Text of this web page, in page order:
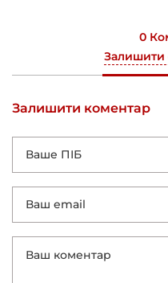
0
Залишити
Залишити коментар